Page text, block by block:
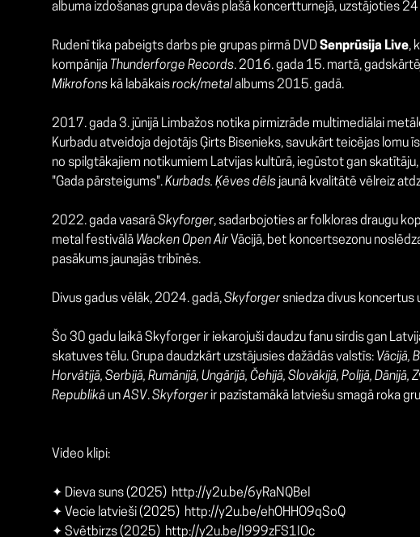
albuma izdošanas grupa devās plašā koncertturnejā, uzstājoties
Rudenī tika pabeigts darbs pie grupas pirmā DVDSenprūsija Live,
kompānija Thunderforge Records. 2016. gada 15. martā,
Mikrofons kā labākaisrock/metalalbums 2015. gadā.
2017. gada 3. jūnijā Limbažos notika pirmizrāde multimediālai
Kurbadu atveidoja dejotājs Ģirts Bisenieks, savukārt teicējas lomu
no spilgtākajiem notikumiem Latvijas kultūrā, iegūstot gan
"Gada pārsteigums".Kurbads. Ķēves dēls jaunā kvalitātē vēlreiz
2022. gada vasarāSkyforger, sadarbojoties ar folkloras draugu
metal festivālā Wacken Open Air Vācijā, bet koncertsezonu
pasākums jaunajās tribīnēs.
Divus gadus vēlāk, 2024. gadā,Skyforger sniedza divus koncertus
Šo 30 gadu laikā Skyforger ir iekarojuši daudzu fanu sirdis gan
skatuves tēlu. Grupa daudzkārt uzstājusies dažādās valstīs: Vācijā,
Horvātijā, Serbijā, Rumānijā, Ungārijā, Čehijā, Slovākijā, Polijā,
Republikā unASV.Skyforger ir pazīstamākā latviešu smagā roka
Video klipi:
✦ Dieva suns (2025) http://y2u.be/6yRaNQBeI
✦ Vecie latvieši (2025) http://y2u.be/ehOHHO9qSoQ
✦ Svētbirzs (2025) http://y2u.be/I999zFS1IOc